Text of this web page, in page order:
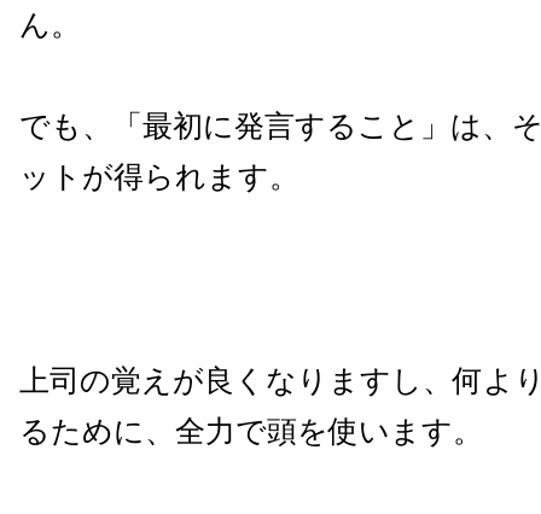
ん。
でも、「最初に発言すること」は、
ットが得られます。
上司の覚えが良くなりますし、何よ
るために、全力で頭を使います。